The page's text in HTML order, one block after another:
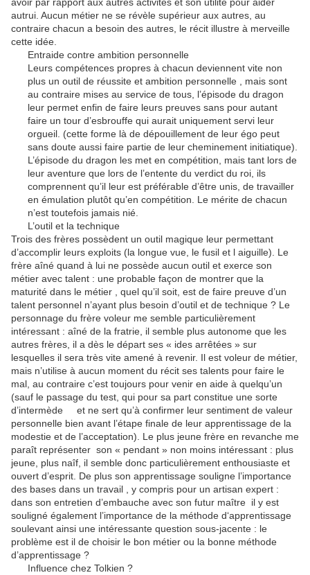
autrui. Aucun métier ne se révèle supérieur aux autres, au
contraire chacun a besoin des autres, le récit illustre à merveille
cette idée.
Entraide contre ambition personnelle
Leurs compétences propres à chacun deviennent vite non
plus un outil de réussite et ambition personnelle , mais sont
au contraire mises au service de tous, l’épisode du dragon
leur permet enfin de faire leurs preuves sans pour autant
faire un tour d’esbrouffe qui aurait uniquement servi leur
orgueil. (cette forme là de dépouillement de leur égo peut
sans doute aussi faire partie de leur cheminement initiatique).
L’épisode du dragon les met en compétition, mais tant lors de
leur aventure que lors de l’entente du verdict du roi, ils
comprennent qu’il leur est préférable d’être unis, de travailler
en émulation plutôt qu’en compétition. Le mérite de chacun
n’est toutefois jamais nié.
L’outil et la technique
Trois des frères possèdent un outil magique leur permettant
d’accomplir leurs exploits (la longue vue, le fusil et l aiguille). Le
frère aîné quand à lui ne possède aucun outil et exerce son
métier avec talent : une probable façon de montrer que la
maturité dans le métier , quel qu’il soit, est de faire preuve d’un
talent personnel n’ayant plus besoin d’outil et de technique ? Le
personnage du frère voleur me semble particulièrement
intéressant : aîné de la fratrie, il semble plus autonome que les
autres frères, il a dès le départ ses « ides arrêtées » sur
lesquelles il sera très vite amené à revenir. Il est voleur de métier,
mais n’utilise à aucun moment du récit ses talents pour faire le
mal, au contraire c’est toujours pour venir en aide à quelqu’un
(sauf le passage du test, qui pour sa part constitue une sorte
d’intermède et ne sert qu’à confirmer leur sentiment de valeur
personnelle bien avant l’étape finale de leur apprentissage de la
modestie et de l’acceptation). Le plus jeune frère en revanche me
paraît représenter son « pendant » non moins intéressant : plus
jeune, plus naîf, il semble donc particulièrement enthousiaste et
ouvert d’esprit. De plus son apprentissage souligne l’importance
des bases dans un travail , y compris pour un artisan expert :
dans son entretien d’embauche avec son futur maître il y est
souligné également l’importance de la méthode d‘apprentissage
soulevant ainsi une intéressante question sous-jacente : le
problème est il de choisir le bon métier ou la bonne méthode
d’apprentissage ?
Influence chez Tolkien ?